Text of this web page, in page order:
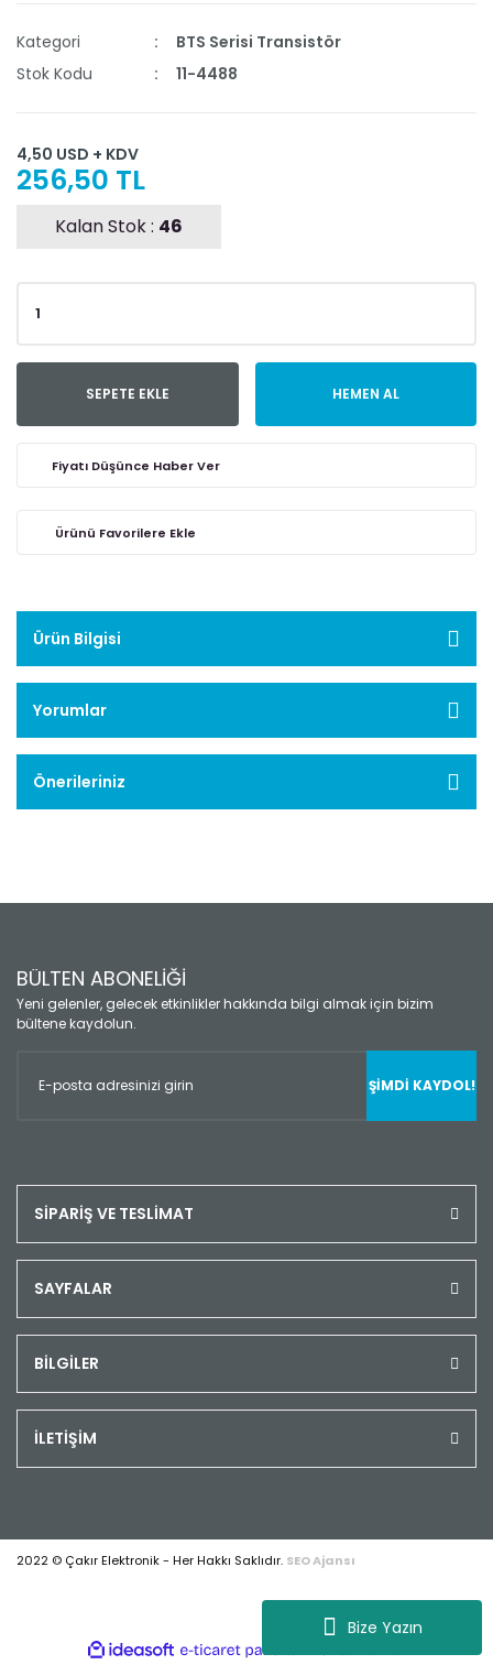
Bize Yazın
Kategori
BTS Serisi Transistör
Stok Kodu
11-4488
4,50 USD + KDV
256,50 TL
Kalan Stok : 46
SEPETE EKLE HEMEN AL
Fiyatı Düşünce Haber Ver
Ürün Bilgisi
Yorumlar
Önerileriniz
BÜLTEN ABONELİĞİ
Yeni gelenler, gelecek etkinlikler hakkında bilgi almak için bizim
bültene kaydolun.
ŞİMDİ KAYDOL!
SİPARİŞ VE TESLİMAT
SAYFALAR
BİLGİLER
İLETİŞİM
2022 © Çakır Elektronik - Her Hakkı Saklıdır. SEO Ajansı
ideasoft